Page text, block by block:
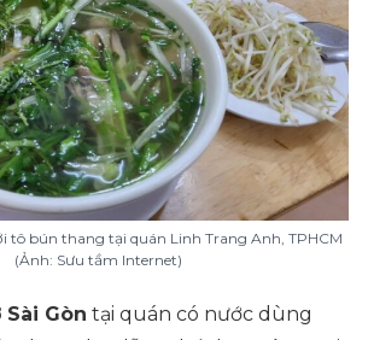
tô bún thang tại quán Linh Trang Anh, TPHCM
(Ảnh: Sưu tầm Internet)
Gòn tại quán có nước dùng